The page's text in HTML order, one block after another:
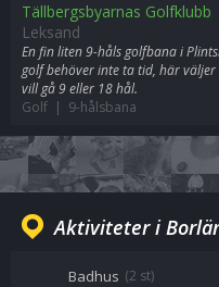
Tällbergsbyarnas Golfklubb
Leksand
En fin liten 9-håls golfbana i
golf behöver inte ta tid, här
vill gå 9 eller 18 hål.
Golf | 9-hålsbana
Aktiviteter i
Badhus (2 st)